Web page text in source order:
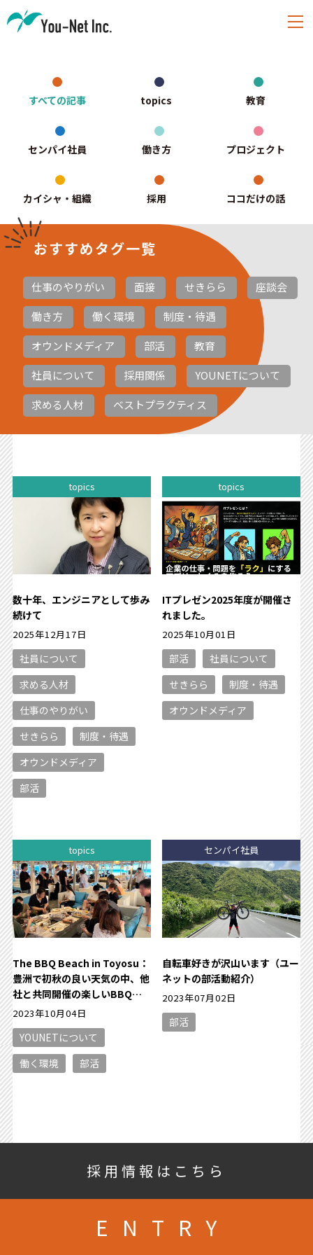
すべての記事 topics 教育
センパイ社員 働き方 プロジェクト
カイシャ・組織 採用 ココだけの話
おすすめタグ一覧
仕事のやりがい 面接 せきらら
座談会
働き方
働く環境
制度・待遇
オウンドメディア
部活
教育
社員について
採用関係
YOUNETについて
求める人材
ベストプラクティス
topics
数十年、エンジニアとして歩み
続けて
2025年12月17日
社員について
求める人材
仕事のやりがい
せきらら
制度・待遇
オウンドメディア
部活
topics
ITプレゼン2025年度が開催さ
れました。
2025年10月01日
部活
社員について
せきらら
制度・待遇
オウンドメディア
topics
The BBQ Beach in Toyosu：
豊洲で初秋の良い天気の中、他
社と共同開催の楽しいBBQイ
ベントのひととき
2023年10月04日
YOUNETについて
働く環境
部活
センパイ社員
自転車好きが沢山います（ユー
ネットの部活動紹介）
2023年07月02日
部活
採用情報はこちら
ENTRY